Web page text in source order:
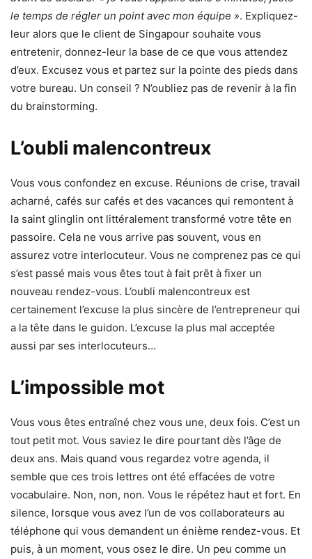
le temps de régler un point avec mon équipe ». Expliquez-
leur alors que le client de Singapour souhaite vous
entretenir, donnez-leur la base de ce que vous attendez
d’eux. Excusez vous et partez sur la pointe des pieds dans
votre bureau. Un conseil ? N’oubliez pas de revenir à la fin
du brainstorming.
L’oubli malencontreux
Vous vous confondez en excuse. Réunions de crise, travail
acharné, cafés sur cafés et des vacances qui remontent à
la saint glinglin ont littéralement transformé votre tête en
passoire. Cela ne vous arrive pas souvent, vous en
assurez votre interlocuteur. Vous ne comprenez pas ce qui
s’est passé mais vous êtes tout à fait prêt à fixer un
nouveau rendez-vous. L’oubli malencontreux est
certainement l’excuse la plus sincère de l’entrepreneur qui
a la tête dans le guidon. L’excuse la plus mal acceptée
aussi par ses interlocuteurs…
L’impossible mot
Vous vous êtes entraîné chez vous une, deux fois. C’est un
tout petit mot. Vous saviez le dire pourtant dès l’âge de
deux ans. Mais quand vous regardez votre agenda, il
semble que ces trois lettres ont été effacées de votre
vocabulaire. Non, non, non. Vous le répétez haut et fort. En
silence, lorsque vous avez l’un de vos collaborateurs au
téléphone qui vous demandent un énième rendez-vous. Et
puis, à un moment, vous osez le dire. Un peu comme un